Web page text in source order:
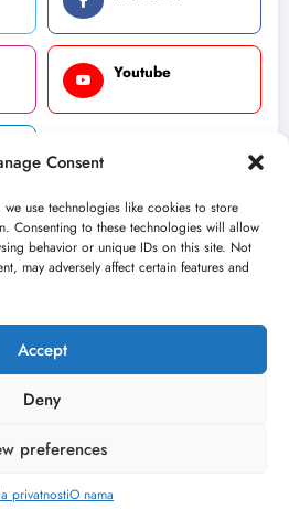
Consent
use technologies like cookies to store
Consenting to these technologies will allow
behavior or unique IDs on this site. Not
may adversely affect certain features and
Accept
Deny
preferences
privatnostiO nama
Youtube
Uslovi
Kontakt